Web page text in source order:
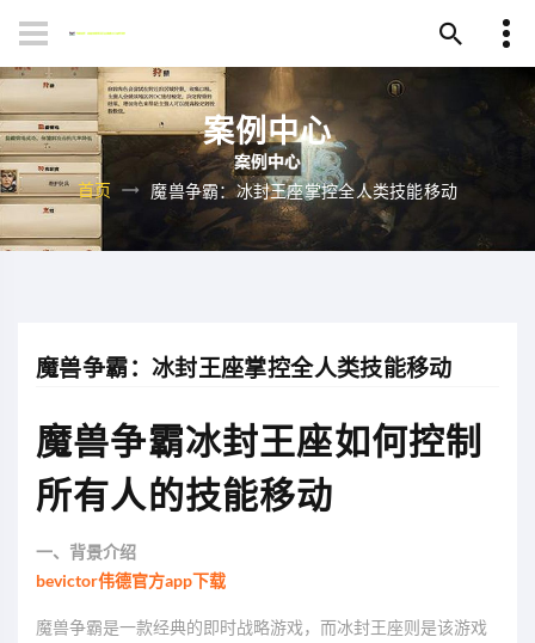
案例中心
首页 魔兽争霸：冰封王座掌控全人类技能移动
魔兽争霸：冰封王座掌控全人类技能移动
魔兽争霸冰封王座如何控制
所有人的技能移动
一、背景介绍
bevictor伟德官方app下载
魔兽争霸是一款经典的即时战略游戏，而冰封王座则是该游戏